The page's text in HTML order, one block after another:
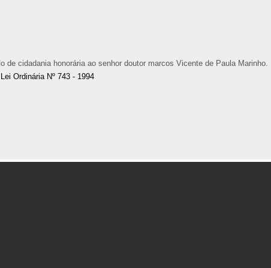
de cidadania honorária ao senhor doutor marcos Vicente de Paula Marinho.
Lei Ordinária Nº 743 - 1994